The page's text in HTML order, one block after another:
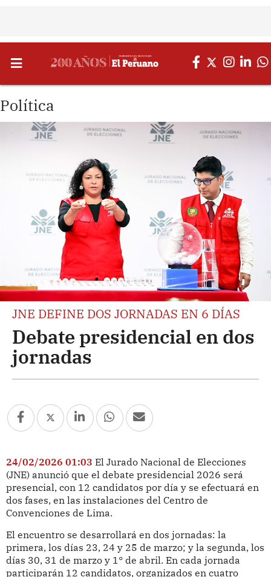
Política
JNE DEFINE DOS JORNADAS EN 6 DÍAS
Debate presidencial en dos
jornadas
24/02/2026 01:03 El Jurado Nacional de Elecciones
(JNE) anunció que el debate presidencial 2026 será
presencial, con 12 candidatos por día y se efectuará en
dos fases, en las instalaciones del Centro de
Convenciones de Lima.
El encuentro se desarrollará en dos jornadas: la
primera, los días 23, 24 y 25 de marzo; y la segunda, los
días 30, 31 de marzo y 1° de abril. En cada jornada
participarán 12 candidatos, organizados en cuatro